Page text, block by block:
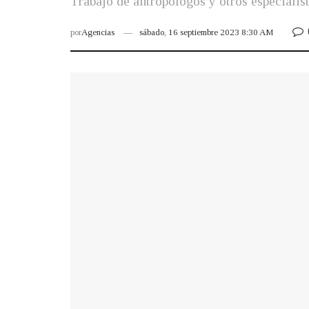
porAgencias sábado, 16 septiembre 2023 8:30 AM